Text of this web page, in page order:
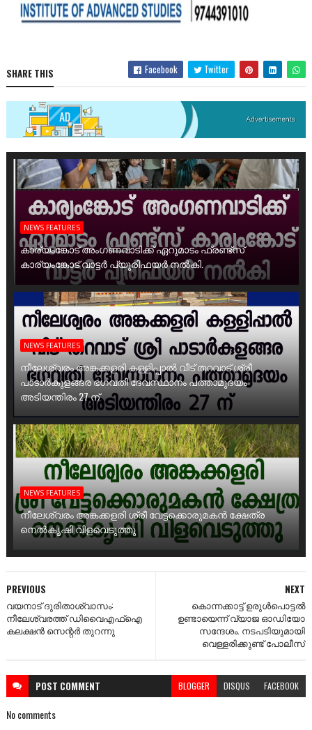
SHARE THIS Facebook Twitter
NEWS FEATURES
കാര്യംങ്കോട് അംഗണവാടിക്ക് ഏറുമാടം ഫ്രണ്ട്സ്
കാര്യംങ്കോട് വാട്ടർ പ്യൂരിഫയർ നൽകി.
NEWS FEATURES
നീലേശ്വരം അങ്കക്കളരി കള്ളിപ്പാൽ വീട് തറവാട് ശ്രീ
പാടാർകുളങ്ങര ഭഗവതി ദേവസ്ഥാനം പത്താമുദയം
അടിയന്തിരം 27 ന്
NEWS FEATURES
നീലേശ്വരം അങ്കക്കളരി ശ്രീ വേട്ടക്കൊരുമകൻ ക്ഷേത്ര
നെൽകൃഷി വിളവെടുത്തു
NEXT
കൊന്നക്കാട്ട് ഉരുൾപൊട്ടൽ
ഉണ്ടായെന്ന് വ്യാജ ഓഡിയോ
സന്ദേശം. നടപടിയുമായി
വെള്ളരിക്കുണ്ട് പോലീസ്
PREVIOUS
വയനാട് ദുരിതാശ്വാസം:
നീലേശ്വരത്ത് ഡിവൈഎഫ്ഐ
കലക്ഷൻ സെന്റർ തുറന്നു
POST COMMENT BLOGGER DISQUS FACEBOOK
No comments